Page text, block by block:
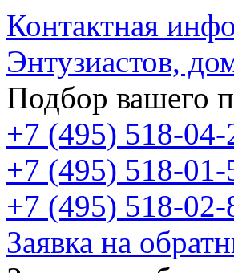
Контактная
Энтузиастов,
Подбор вашего
+7 (495) 518-04-
+7 (495) 518-01-
+7 (495) 518-02-
Заявка на